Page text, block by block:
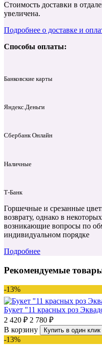
Стоимость доставки в
увеличена.
Подробнее о доставке и
Способы оплаты:
Банковские карты
Яндекс.Деньги
Сбербанк Онлайн
Наличные
Т‑Банк
Горшечные и срезанные
возврату, однако в
возникающие вопросы по
индивидуальном порядке
Подробнее
Рекомендуемые
-13%
Букет "11 красных роз
2 420 ₽ 2 780 ₽
В корзину
Купить в один клик
-13%